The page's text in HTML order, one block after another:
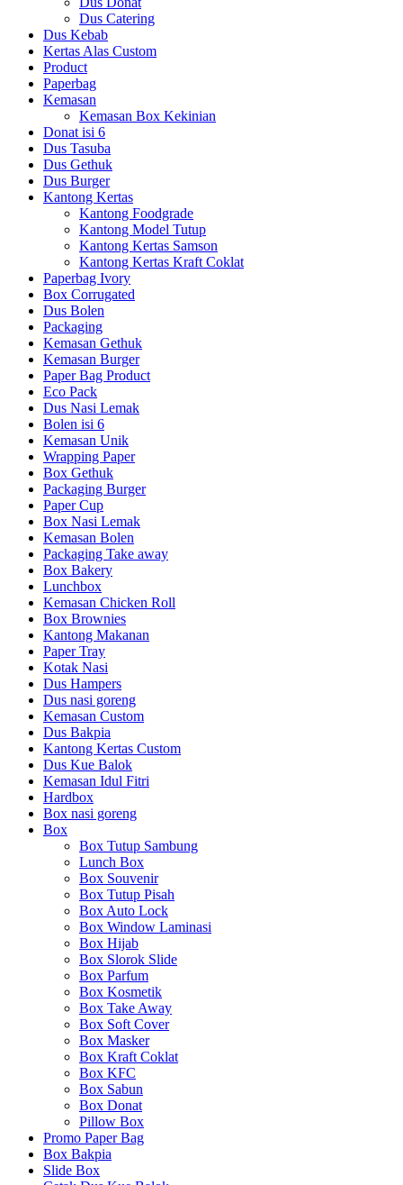
Dus Catering
Dus Kebab
Kertas Alas Custom
Product
Paperbag
Kemasan
Kemasan Box Kekinian
Donat isi 6
Dus Tasuba
Dus Gethuk
Dus Burger
Kantong Kertas
Kantong Foodgrade
Kantong Model Tutup
Kantong Kertas Samson
Kantong Kertas Kraft Coklat
Paperbag Ivory
Box Corrugated
Dus Bolen
Packaging
Kemasan Gethuk
Kemasan Burger
Paper Bag Product
Eco Pack
Dus Nasi Lemak
Bolen isi 6
Kemasan Unik
Wrapping Paper
Box Gethuk
Packaging Burger
Paper Cup
Box Nasi Lemak
Kemasan Bolen
Packaging Take away
Box Bakery
Lunchbox
Kemasan Chicken Roll
Box Brownies
Kantong Makanan
Paper Tray
Kotak Nasi
Dus Hampers
Dus nasi goreng
Kemasan Custom
Dus Bakpia
Kantong Kertas Custom
Dus Kue Balok
Kemasan Idul Fitri
Hardbox
Box nasi goreng
Box
Box Tutup Sambung
Lunch Box
Box Souvenir
Box Tutup Pisah
Box Auto Lock
Box Window Laminasi
Box Hijab
Box Slorok Slide
Box Parfum
Box Kosmetik
Box Take Away
Box Soft Cover
Box Masker
Box Kraft Coklat
Box KFC
Box Sabun
Box Donat
Pillow Box
Promo Paper Bag
Box Bakpia
Slide Box